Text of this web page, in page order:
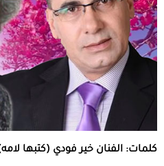
كلمات: الفنان خير فودي (كتبها